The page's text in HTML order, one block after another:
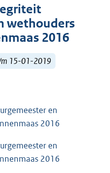
wethouders
2016
m 15-01-2019
en
2016
en
2016